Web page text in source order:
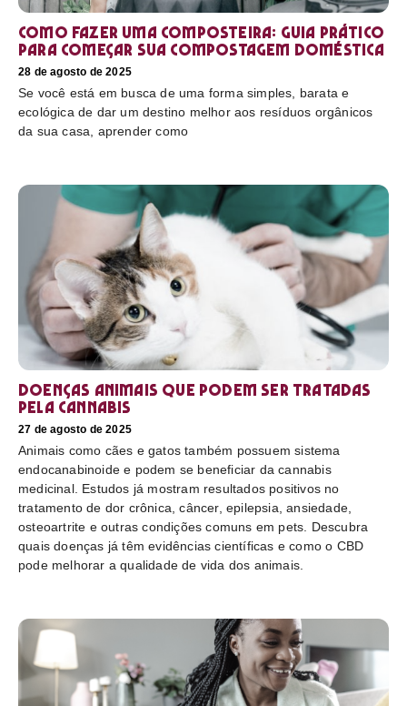
Como fazer uma composteira: Guia prático
para começar sua compostagem doméstica
28 de agosto de 2025
Se você está em busca de uma forma simples, barata e
ecológica de dar um destino melhor aos resíduos orgânicos
da sua casa, aprender como
Doenças animais que podem ser tratadas
pela cannabis
27 de agosto de 2025
Animais como cães e gatos também possuem sistema
endocanabinoide e podem se beneficiar da cannabis
medicinal. Estudos já mostram resultados positivos no
tratamento de dor crônica, câncer, epilepsia, ansiedade,
osteoartrite e outras condições comuns em pets. Descubra
quais doenças já têm evidências científicas e como o CBD
pode melhorar a qualidade de vida dos animais.